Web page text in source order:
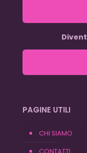
PAGINE UTILI
CHI SIAMO